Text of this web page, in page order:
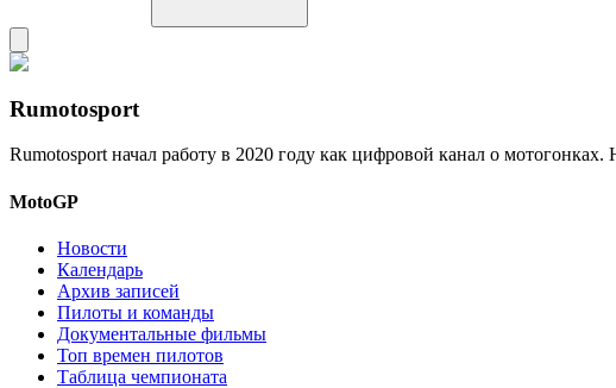
Rumotosport
Rumotosport начал работу в 2020 году как цифровой канал о
MotoGP
Новости
Календарь
Архив записей
Пилоты и команды
Документальные фильмы
Топ времен пилотов
Таблица чемпионата